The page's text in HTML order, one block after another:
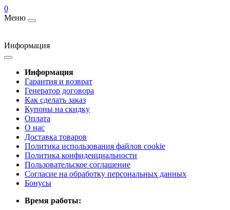
0
Меню
Информация
Информация
Гарантия и возврат
Генератор договора
Как сделать заказ
Купоны на скидку
Оплата
О нас
Доставка товаров
Политика использования файлов cookie
Политика конфиденциальности
Пользовательское соглашение
Согласие на обработку персональных данных
Бонусы
Время работы: